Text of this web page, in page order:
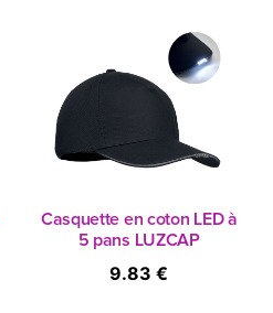
Casquette en coton LED à
5 pans LUZCAP
9.83 €